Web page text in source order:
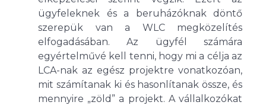
ügyfeleknek és a beruházóknak döntő
szerepük van a WLC megközelítés
elfogadásában. Az ügyfél számára
egyértelművé kell tenni, hogy mi a célja az
LCA-nak az egész projektre vonatkozóan,
mit számítanak ki és hasonlítanak össze, és
mennyire „zöld” a projekt. A vállalkozókat